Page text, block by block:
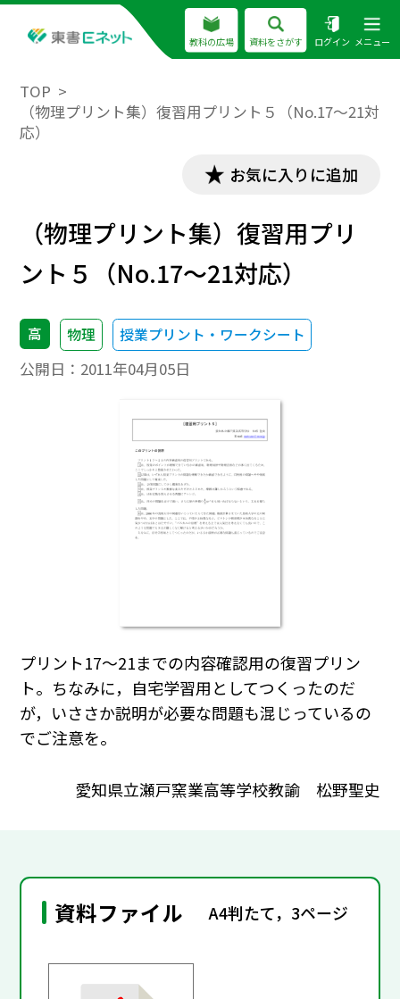
教科の広場 資料をさがす ログイン メニュー
TOP
（物理プリント集）復習用プリント５（No.17～21対
応）
お気に入りに追加
（物理プリント集）復習用プリ
ント５（No.17～21対応）
高 物理 授業プリント・ワークシート
公開日： 2011年04月05日
プリント17～21までの内容確認用の復習プリン
ト。ちなみに，自宅学習用としてつくったのだ
が，いささか説明が必要な問題も混じっているの
でご注意を。
愛知県立瀬戸窯業高等学校教諭 松野聖史
資料ファイル A4判たて，3ページ